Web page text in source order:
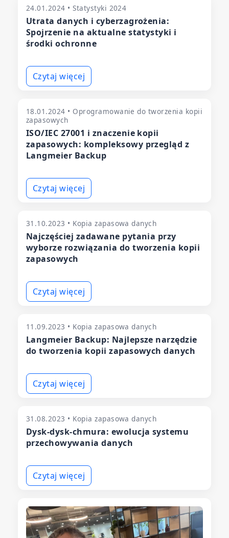
24.01.2024 • Statystyki 2024
Utrata danych i cyberzagrożenia:
Spojrzenie na aktualne statystyki i
środki ochronne
Czytaj więcej
18.01.2024 • Oprogramowanie do tworzenia kopii
zapasowych
ISO/IEC 27001 i znaczenie kopii
zapasowych: kompleksowy przegląd z
Langmeier Backup
Czytaj więcej
31.10.2023 • Kopia zapasowa danych
Najczęściej zadawane pytania przy
wyborze rozwiązania do tworzenia kopii
zapasowych
Czytaj więcej
11.09.2023 • Kopia zapasowa danych
Langmeier Backup: Najlepsze narzędzie
do tworzenia kopii zapasowych danych
Czytaj więcej
31.08.2023 • Kopia zapasowa danych
Dysk-dysk-chmura: ewolucja systemu
przechowywania danych
Czytaj więcej